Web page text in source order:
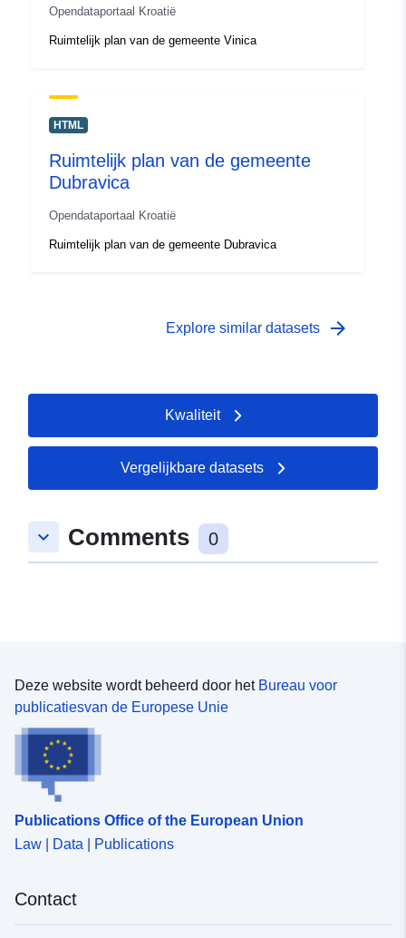
Opendataportaal Kroatië
Ruimtelijk plan van de gemeente Vinica
HTML
Ruimtelijk plan van de gemeente
Dubravica
Opendataportaal Kroatië
Ruimtelijk plan van de gemeente Dubravica
Explore similar datasets arrow_forward
Kwaliteit
Vergelijkbare datasets
keyboard_arrow_down Comments 0
Deze website wordt beheerd door het Bureau voor
publicatiesvan de Europese Unie
Publications Office of the European Union
Law | Data | Publications
Contact